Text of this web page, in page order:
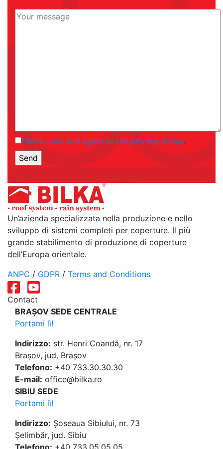
I have read and agree to the privacy policy.
Un’azienda specializzata nella produzione e nello
sviluppo di sistemi completi per coperture. Il più
grande stabilimento di produzione di coperture
dell’Europa orientale.
ANPC / GDPR / Terms and Conditions
Contact
BRAȘOV SEDE CENTRALE
Portami lì!
Indirizzo: str. Henri Coandă, nr. 17
Brașov, jud. Brașov
Telefono: +40 733.30.30.30
E-mail: office@bilka.ro
SIBIU SEDE
Portami lì!
Indirizzo: Șoseaua Sibiului, nr. 73
Șelimbăr, jud. Sibiu